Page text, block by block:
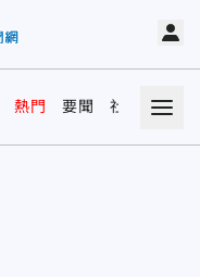
熱門 要聞 社會 娛樂